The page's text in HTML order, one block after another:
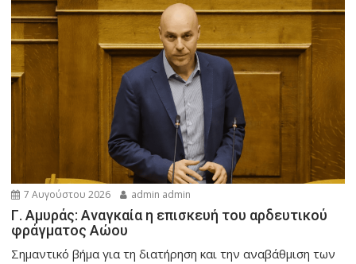
7 Αυγούστου 2026 admin admin
Γ. Αμυράς: Αναγκαία η επισκευή του αρδευτικού
φράγματος Αώου
Σημαντικό βήμα για τη διατήρηση και την αναβάθμιση των